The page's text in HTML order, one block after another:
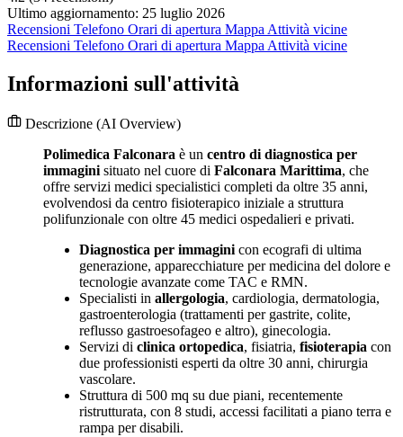
Ultimo aggiornamento: 25 luglio 2026
Recensioni Telefono Orari di apertura Mappa Attività vicine
Recensioni Telefono Orari di apertura Mappa Attività vicine
Informazioni sull'attività
Descrizione (AI Overview)
Polimedica Falconara è un centro di diagnostica per
immagini situato nel cuore di Falconara Marittima, che
offre servizi medici specialistici completi da oltre 35 anni,
evolvendosi da centro fisioterapico iniziale a struttura
polifunzionale con oltre 45 medici ospedalieri e privati.
Diagnostica per immagini con ecografi di ultima
generazione, apparecchiature per medicina del dolore e
tecnologie avanzate come TAC e RMN.
Specialisti in allergologia, cardiologia, dermatologia,
gastroenterologia (trattamenti per gastrite, colite,
reflusso gastroesofageo e altro), ginecologia.
Servizi di clinica ortopedica, fisiatria, fisioterapia con
due professionisti esperti da oltre 30 anni, chirurgia
vascolare.
Struttura di 500 mq su due piani, recentemente
ristrutturata, con 8 studi, accessi facilitati a piano terra e
rampa per disabili.